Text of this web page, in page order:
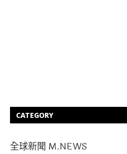
CATEGORY
全球新聞 M.NEWS